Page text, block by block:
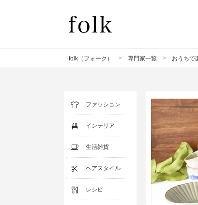
folk（フォーク） > 専門家一覧 > おうちで
ファッション
インテリア
生活雑貨
ヘアスタイル
レシピ